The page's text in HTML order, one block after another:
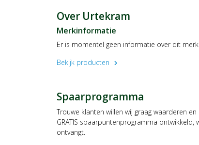
Over Urtekram
Merkinformatie
Er is momentel geen informatie over dit
Bekijk producten
chevron_right
Spaarprogramma
Trouwe klanten willen wij graag waarderen
GRATIS spaarpuntenprogramma
ontvangt.